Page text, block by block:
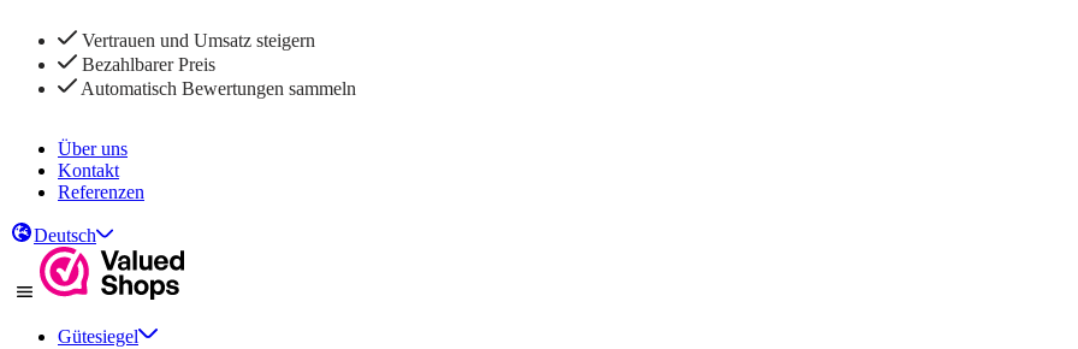
Vertrauen und Umsatz steigern
Bezahlbarer Preis
Automatisch Bewertungen sammeln
Über uns
Kontakt
Referenzen
Deutsch
Gütesiegel